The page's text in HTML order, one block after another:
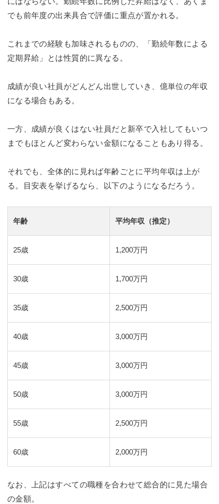
でも前年度の出来具合で評価に重点が置かれる。
これまでの経験も加味されるものの、「勤続年数による
定期昇給」とは性質的に異なる。
成績が良い社員がどんどん出世していき、億単位の年収
になる場合もある。
一方、成績が良くはない社員だと新卒で入社してもいつ
までもほとんど変わらない金額になることもあり得る。
それでも、全体的に見れば年齢ごとに平均年収は上が
る。目安表を挙げるなら、以下のようになるだろう。
年齢 平均年収（推定）
25歳 1,200万円
30歳 1,700万円
35歳 2,500万円
40歳 3,000万円
45歳 3,000万円
50歳 3,000万円
55歳 2,500万円
60歳 2,000万円
なお、上記はすべての職種を合わせて総合的に見た場合
の金額。